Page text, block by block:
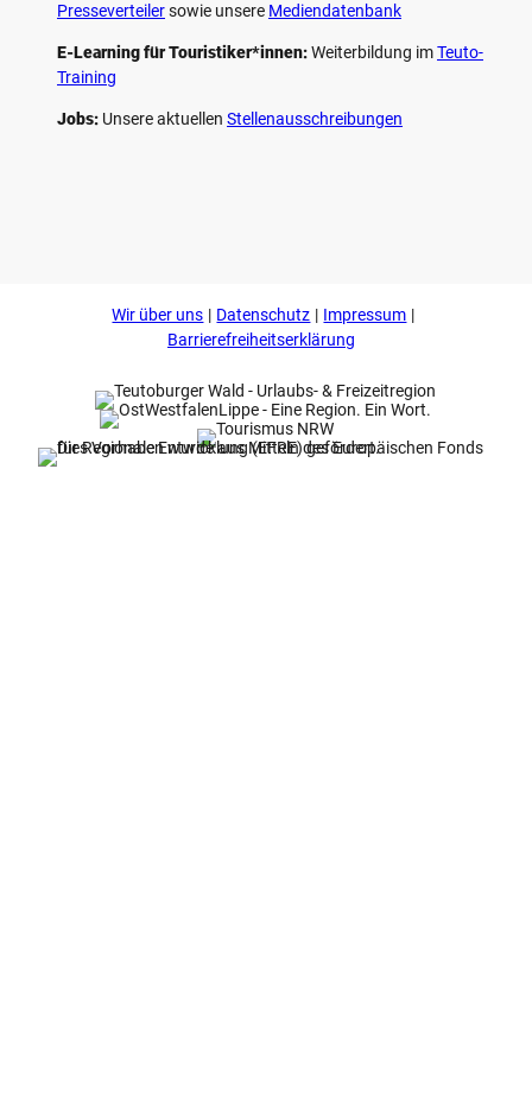
Presseverteilersowie unsere Mediendatenbank
E-Learning für Touristiker*innen:Weiterbildung imTeuto-
Training
Jobs: Unsere aktuellen Stellenausschreibungen
o
k
e
s
t
e
r
a
m
Wir über uns Datenschutz
Impressum
Barrierefreiheitserklärung